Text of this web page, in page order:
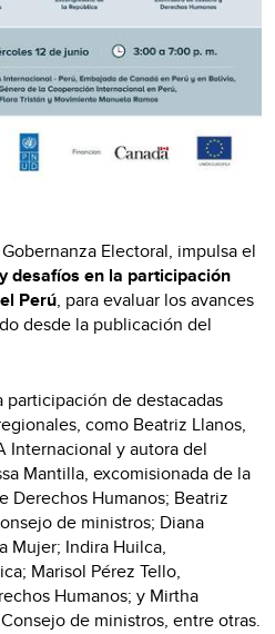
Electoral, impulsa el
desafíos en la participación
Perú, para evaluar los avances
desde la publicación del
de destacadas
como Beatriz Llanos,
Internacional y autora del
Mantilla, excomisionada de la
Derechos Humanos; Beatriz
de ministros; Diana
Mujer; Indira Huilca,
Marisol Pérez Tello,
Humanos; y Mirtha
de ministros, entre otras.